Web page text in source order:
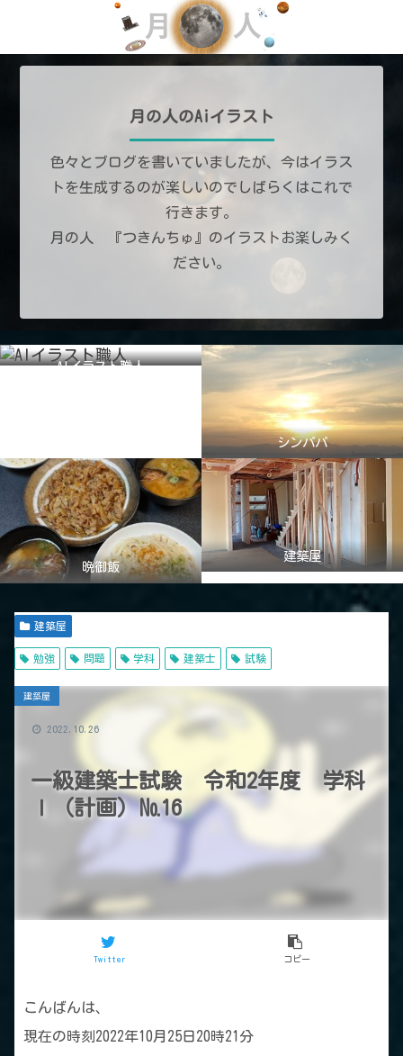
月の人のAiイラスト
色々とブログを書いていましたが、今はイラス
トを生成するのが楽しいのでしばらくはこれで
行きます。
月の人 『つきんちゅ』のイラストお楽しみく
ださい。
AIイラスト職人
シンパパ
晩御飯
建築屋
建築屋
勉強 問題 学科 建築士 試験
一級建築士試験 令和2年度 学科
Ⅰ（計画）№16
建築屋
Twitter コピー
2022.10.26
こんばんは、
現在の時刻2022年10月25日20時21分